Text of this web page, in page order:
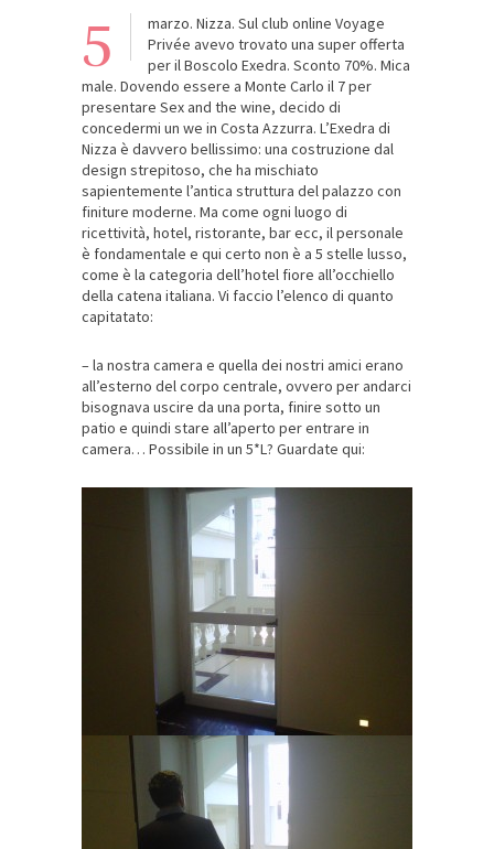
5
marzo. Nizza. Sul club online Voyage
Privée avevo trovato una super offerta
per il Boscolo Exedra. Sconto 70%. Mica
male. Dovendo essere a Monte Carlo il 7 per
presentare Sex and the wine, decido di
concedermi un we in Costa Azzurra. L’Exedra di
Nizza è davvero bellissimo: una costruzione dal
design strepitoso, che ha mischiato
sapientemente l’antica struttura del palazzo con
finiture moderne. Ma come ogni luogo di
ricettività, hotel, ristorante, bar ecc, il personale
è fondamentale e qui certo non è a 5 stelle lusso,
come è la categoria dell’hotel fiore all’occhiello
della catena italiana. Vi faccio l’elenco di quanto
capitatato:
– la nostra camera e quella dei nostri amici erano
all’esterno del corpo centrale, ovvero per andarci
bisognava uscire da una porta, finire sotto un
patio e quindi stare all’aperto per entrare in
camera… Possibile in un 5*L? Guardate qui: